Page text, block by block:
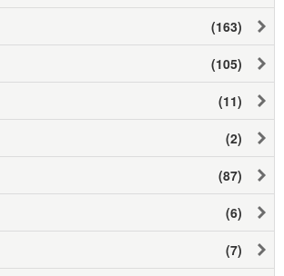
(163)
(105)
(11)
(2)
(87)
(6)
(7)